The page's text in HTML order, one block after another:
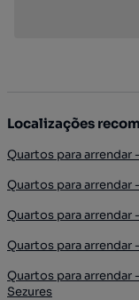
Localizações
Quartos para arrendar
Quartos para arrendar
Quartos para arrendar
Quartos para arrendar
Quartos para arrendar
Sezures